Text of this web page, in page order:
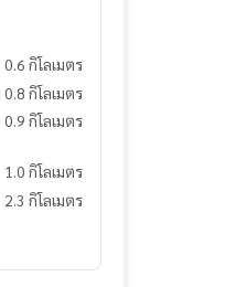
0.6 กิโลเมตร
0.8 กิโลเมตร
0.9 กิโลเมตร
1.0 กิโลเมตร
2.3 กิโลเมตร